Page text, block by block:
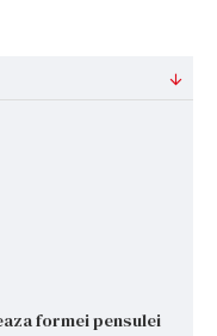
formei pensulei